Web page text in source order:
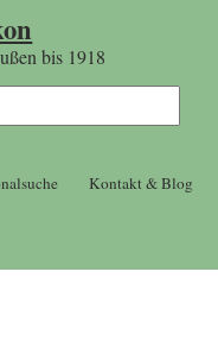
bis 1918
Kontakt & Blog